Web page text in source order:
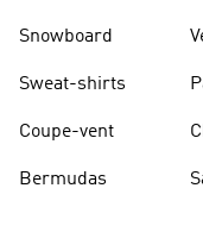
Snowboard
Sweat-shirts
Coupe-vent
Bermudas